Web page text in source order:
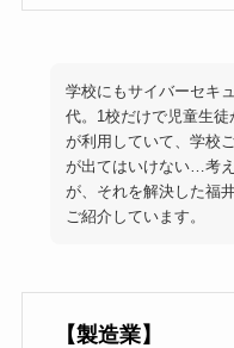
学校にもサイバーセキ
代。1校だけで児童生
が利用していて、学校
が出てはいけない…考
が、それを解決した福
ご紹介しています。
【製造業】